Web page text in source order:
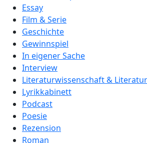
Essay
Film & Serie
Geschichte
Gewinnspiel
In eigener Sache
Interview
Literaturwissenschaft &
Lyrikkabinett
Podcast
Poesie
Rezension
Roman